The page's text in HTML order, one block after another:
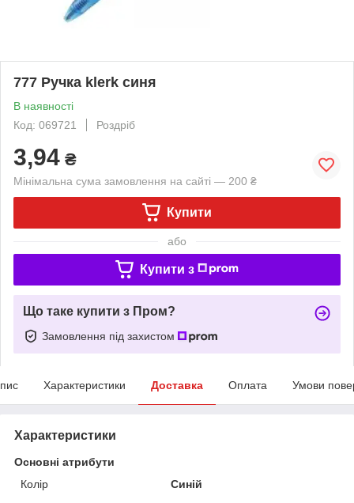
777 Ручка klerk синя
В наявності
Код: 069721
Роздріб
3,94 ₴
Мінімальна сума замовлення на сайті — 200 ₴
Купити
або
Купити з
Що таке купити з Пром?
Замовлення під захистом
Характеристики Доставка Оплата Умови
Характеристики
Основні атрибути
Колір
Синій